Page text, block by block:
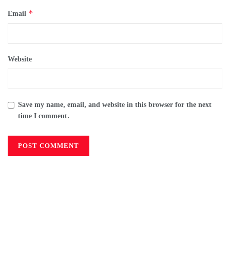
Email *
Website
Save my name, email, and website in this browser for the next
time I comment.